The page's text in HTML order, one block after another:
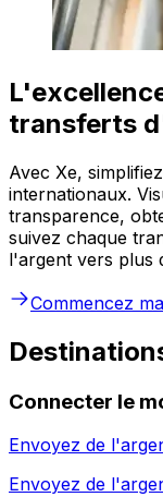
transferts
Avec Xe,
internationaux.
transparence,
suivez chaque
l'argent vers plus
Commencez
Connecter le
Envoyez de
Envoyez de